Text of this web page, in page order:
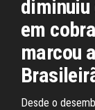
diminuiu
em
marcou
Desde o